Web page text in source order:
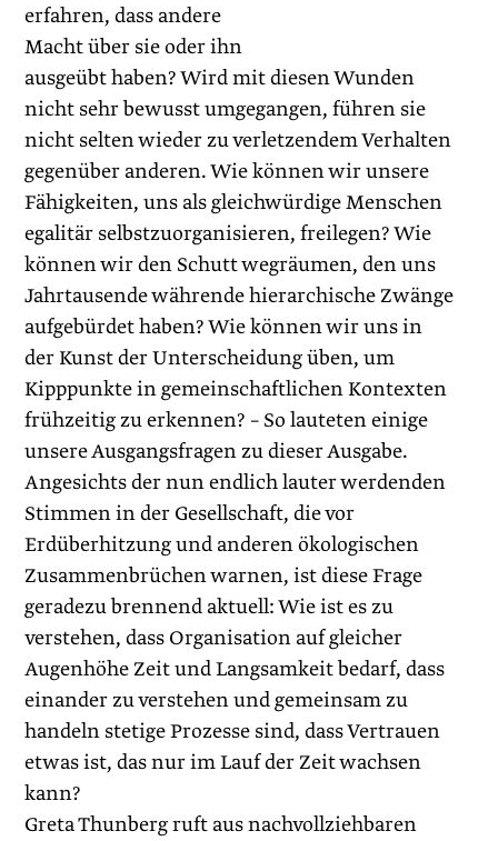
erfahren, dass andere
Macht über sie oder ihn
ausgeübt haben? Wird mit diesen Wunden
nicht sehr bewusst umgegangen, führen sie
nicht selten wieder zu verletzendem Verhalten
gegenüber anderen. Wie können wir unsere
Fähigkeiten, uns als gleichwürdige Menschen
egalitär selbstzuorganisieren, freilegen? Wie
können wir den Schutt wegräumen, den uns
Jahrtausende währende hierarchische Zwänge
aufgebürdet haben? Wie können wir uns in
der Kunst der Unterscheidung üben, um
Kipppunkte in gemeinschaftlichen Kontexten
frühzeitig zu erkennen? – So lauteten einige
unsere Ausgangsfragen zu dieser Ausgabe.
Angesichts der nun endlich lauter werdenden
Stimmen in der Gesellschaft, die vor
Erdüberhitzung und anderen ökologischen
Zusammenbrüchen warnen, ist diese Frage
geradezu brennend aktuell: Wie ist es zu
verstehen, dass Organisation auf gleicher
Augenhöhe Zeit und Langsamkeit bedarf, dass
einander zu verstehen und gemeinsam zu
handeln stetige Prozesse sind, dass Vertrauen
etwas ist, das nur im Lauf der Zeit wachsen
kann?
Greta Thunberg ruft aus nachvollziehbaren